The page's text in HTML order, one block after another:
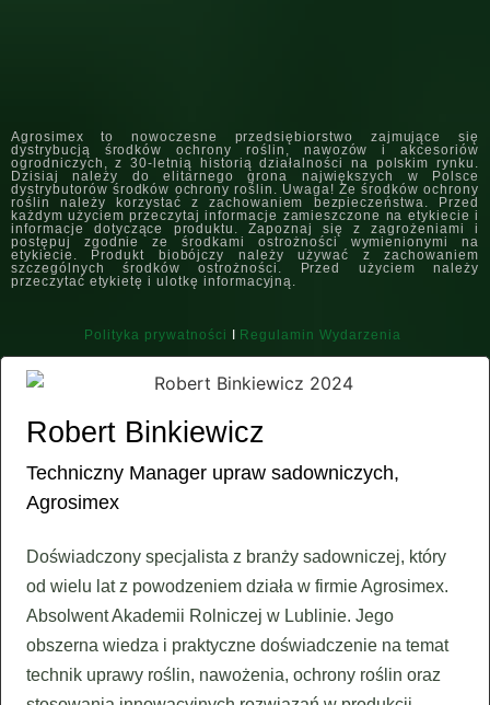
Agrosimex to nowoczesne przedsiębiorstwo zajmujące się
dystrybucją środków ochrony roślin, nawozów i akcesoriów
ogrodniczych, z 30-letnią historią działalności na polskim rynku.
Dzisiaj należy do elitarnego grona największych w Polsce
dystrybutorów środków ochrony roślin. Uwaga! Ze środków ochrony
roślin należy korzystać z zachowaniem bezpieczeństwa. Przed
każdym użyciem przeczytaj informacje zamieszczone na etykiecie i
informacje dotyczące produktu. Zapoznaj się z zagrożeniami i
postępuj zgodnie ze środkami ostrożności wymienionymi na
etykiecie. Produkt biobójczy należy używać z zachowaniem
szczególnych środków ostrożności. Przed użyciem należy
przeczytać etykietę i ulotkę informacyjną.
Polityka prywatności Regulamin Wydarzenia
Robert Binkiewicz
Techniczny Manager upraw sadowniczych,
Agrosimex
Doświadczony specjalista z branży sadowniczej, który
od wielu lat z powodzeniem działa w firmie Agrosimex.
Absolwent Akademii Rolniczej w Lublinie. Jego
obszerna wiedza i praktyczne doświadczenie na temat
technik uprawy roślin, nawożenia, ochrony roślin oraz